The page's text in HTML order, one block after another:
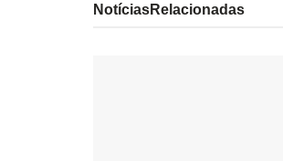
NotíciasRelacionadas